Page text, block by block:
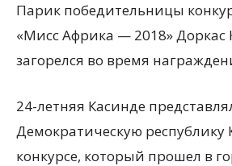
Парик победительницы
«Мисс Африка — 2018» Доркас
загорелся во время
24-летняя Касинде
Демократическую республику
конкурсе, который прошел в